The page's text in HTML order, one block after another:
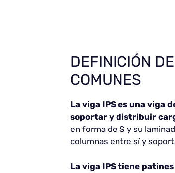
DEFINICIÓN
COMUNES
La viga IPS es una viga
soportar y distribuir
en forma de S y su
columnas entre sí y
La viga IPS tiene